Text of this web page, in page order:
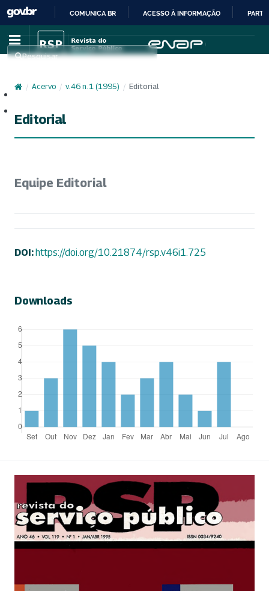
IR
PARA
CONTEÚDO
COMUNICA BR ACESSO À INFORMAÇÃO
Pesquisar
/ Acervo / v. 46 n. 1 (1995) / Editorial
Editorial
Equipe Editorial
DOI:https://doi.org/10.21874/rsp.v46i1.725
Downloads